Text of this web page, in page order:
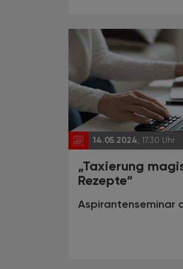
14.05.2024 , 17.30 Uhr
„Taxierung
Rezepte“
Aspirantenseminar